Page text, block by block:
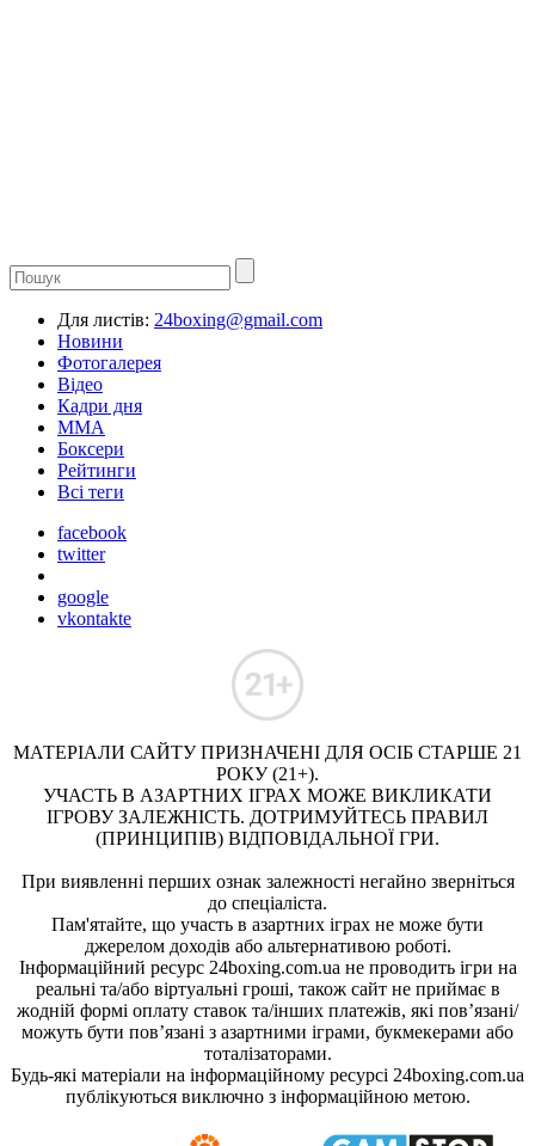
Для листів: 24boxing@gmail.com
Новини
Фотогалерея
Відео
Кадри дня
ММА
Боксери
Рейтинги
Всі теги
facebook
twitter
google
vkontakte
МАТЕРІАЛИ САЙТУ ПРИЗНАЧЕНІ ДЛЯ ОСІБ СТАРШЕ 21
РОКУ (21+).
УЧАСТЬ В АЗАРТНИХ ІГРАХ МОЖЕ ВИКЛИКАТИ
ІГРОВУ ЗАЛЕЖНІСТЬ. ДОТРИМУЙТЕСЬ ПРАВИЛ
(ПРИНЦИПІВ) ВІДПОВІДАЛЬНОЇ ГРИ.
При виявленні перших ознак залежності негайно зверніться
до спеціаліста.
Пам'ятайте, що участь в азартних іграх не може бути
джерелом доходів або альтернативою роботі.
Інформаційний ресурс 24boxing.com.ua не проводить ігри на
реальні та/або віртуальні гроші, також сайт не приймає в
жодній формі оплату ставок та/інших платежів, які пов’язані/
можуть бути пов’язані з азартними іграми, букмекерами або
тоталізаторами.
Будь-які матеріали на інформаційному ресурсі 24boxing.com.ua
публікуються виключно з інформаційною метою.